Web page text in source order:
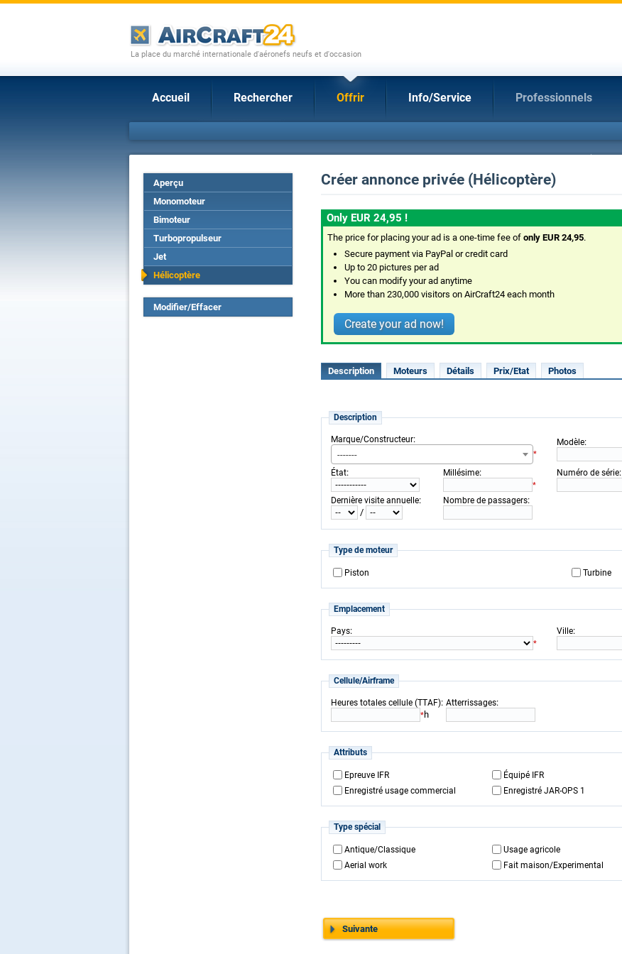
La place du marché internationale d'aéronefs neufs et d'occasion
Accueil Rechercher Offrir Info/Service Professionnels
Aperçu
Monomoteur
Bimoteur
Turbopropulseur
Jet
Hélicoptère
Modifier/Effacer
Créer annonce privée (Hélicoptère)
Only EUR 24,95 !
The price for placing your ad is a one-time fee of only EUR 24,95.
Secure payment via PayPal or credit card
Up to 20 pictures per ad
You can modify your ad anytime
More than 230,000 visitors on AirCraft24 each month
Create your ad now!
Description Moteurs Détails Prix/Etat Photos
Description
Marque/Constructeur:
-------
*
Modèle:
État: Millésime:
*
Numéro de série:
Dernière visite annuelle:
/
Nombre de passagers:
Type de moteur
Piston Turbine
Emplacement
Pays:
*
Ville:
Cellule/Airframe
Heures totales cellule (TTAF):
*h
Atterrissages:
Attributs
Epreuve IFR Équipé IFR
Enregistré usage commercial
Enregistré JAR-OPS 1
Type spécial
Antique/Classique Usage agricole
Aerial work
Fait maison/Experimental
Suivante